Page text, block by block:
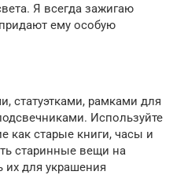
Я всегда зажигаю
ему особую
статуэтками, рамками для
Используйте
как старые книги, часы и
старинные вещи на
их для украшения